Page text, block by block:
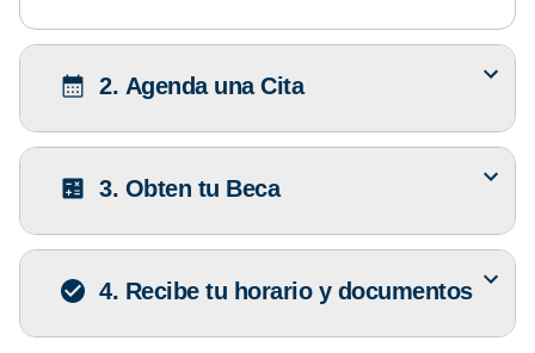
2. Agenda una Cita
3. Obten tu Beca
4. Recibe tu horario y documentos